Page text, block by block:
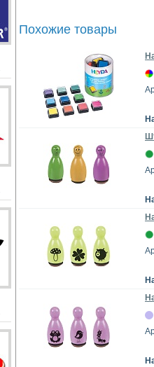
Похожие товары